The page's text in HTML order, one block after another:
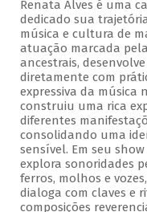
Renata Alves é uma
dedicado sua
música e cultura de
atuação marcada
ancestrais,
diretamente com
expressiva da música
construiu uma rica
diferentes
consolidando uma
sensível. Em seu
explora sonoridades
ferros, molhos e
dialoga com claves e
composições